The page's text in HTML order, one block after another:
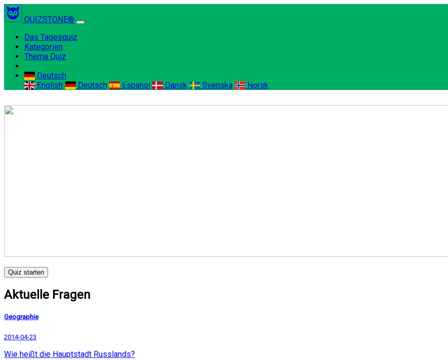
QUIZSTONE®
Das Tagesquiz
Kategorien
Thema Quiz
Deutsch
English
Deutsch Espanol Dansk Svenska Norsk
Quiz starten
Aktuelle Fragen
Geographie
2014-04-23
Wie heißt die Hauptstadt Russlands?